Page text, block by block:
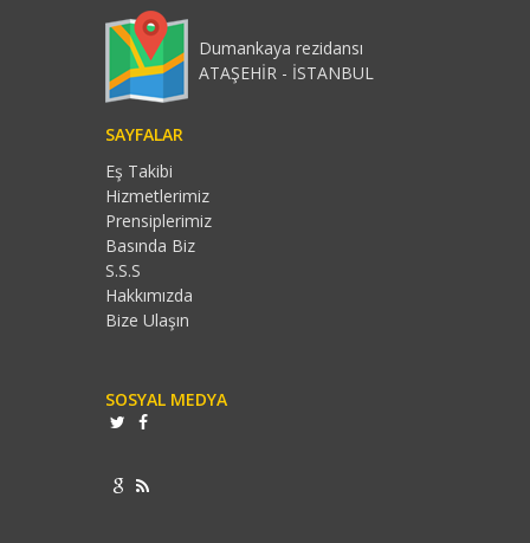
Dumankaya rezidansı
ATAŞEHİR - İSTANBUL
SAYFALAR
Eş Takibi
Hizmetlerimiz
Prensiplerimiz
Basında Biz
S.S.S
Hakkımızda
Bize Ulaşın
SOSYAL MEDYA